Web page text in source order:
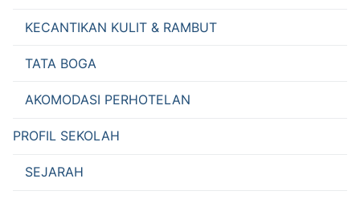
KECANTIKAN KULIT & RAMBUT
TATA BOGA
AKOMODASI PERHOTELAN
PROFIL SEKOLAH
SEJARAH